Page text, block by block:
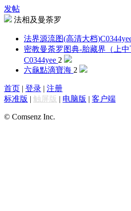
发帖
法相及曼荼罗
法界源流图(高清大档)
密教曼荼罗图典-胎藏界（上中
C0344yee 2
六龜點滴寶海 2
首页 | 登录 | 注册
标准版 | 触屏版 | 电脑版 | 客户端
© Comsenz Inc.